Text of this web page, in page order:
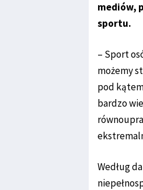
mediów,
sportu.
– Sport
możemy
pod
bardzo
Według